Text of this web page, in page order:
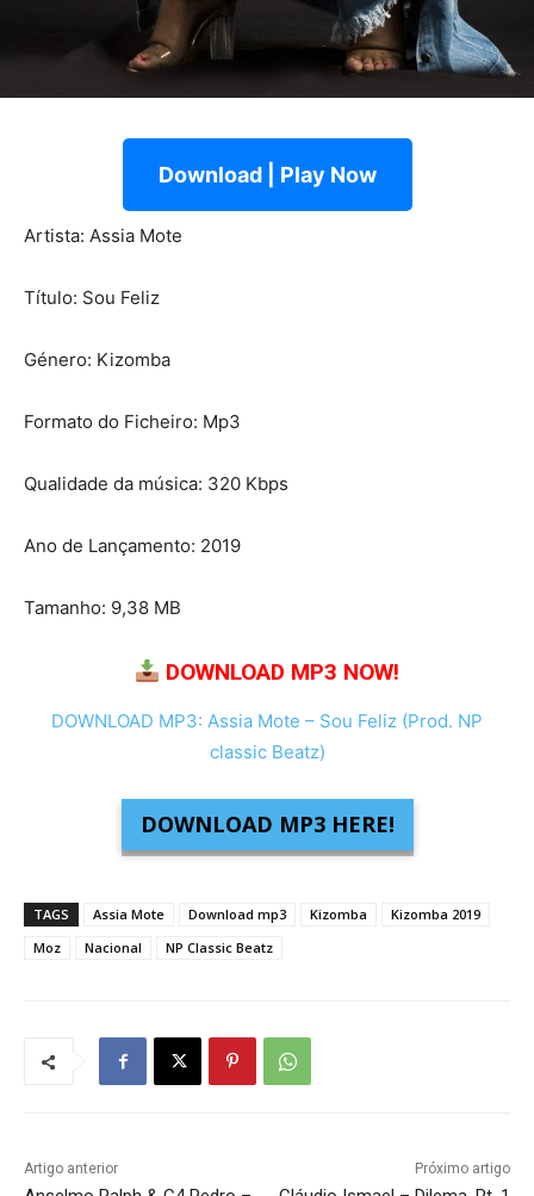
Download | Play Now
Artista: Assia Mote
Título: Sou Feliz
Género: Kizomba
Formato do Ficheiro: Mp3
Qualidade da música: 320 Kbps
Ano de Lançamento: 2019
Tamanho: 9,38 MB
DOWNLOAD MP3 NOW!
DOWNLOAD MP3: Assia Mote – Sou Feliz (Prod. NP
classic Beatz)
DOWNLOAD MP3 HERE!
TAGS Assia Mote Download mp3 Kizomba
Kizomba 2019
Moz
Nacional NP Classic Beatz
Artigo anterior Próximo artigo